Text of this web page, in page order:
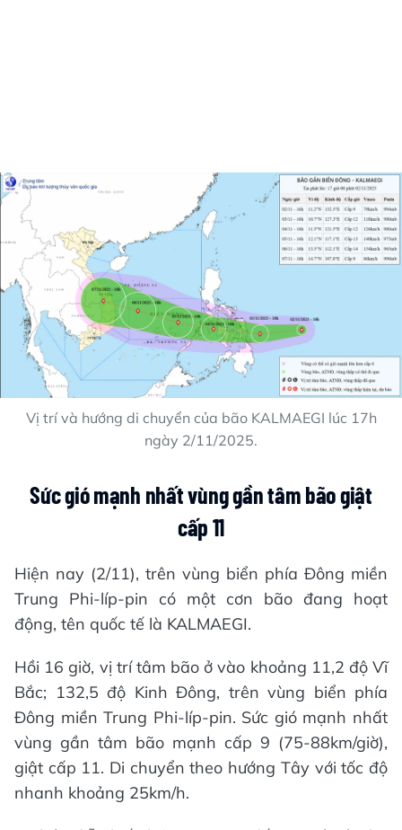
Vị trí và hướng di chuyển của bão KALMAEGI lúc 17h
ngày 2/11/2025.
Sức gió mạnh nhất vùng gần tâm bão giật
cấp 11
Hiện nay (2/11), trên vùng biển phía Đông miền
Trung Phi-líp-pin có một cơn bão đang hoạt
động, tên quốc tế là KALMAEGI.
Hồi 16 giờ, vị trí tâm bão ở vào khoảng 11,2 độ Vĩ
Bắc; 132,5 độ Kinh Đông, trên vùng biển phía
Đông miền Trung Phi-líp-pin. Sức gió mạnh nhất
vùng gần tâm bão mạnh cấp 9 (75-88km/giờ),
giật cấp 11. Di chuyển theo hướng Tây với tốc độ
nhanh khoảng 25km/h.